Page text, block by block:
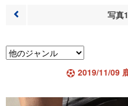
写真
2019/11/09